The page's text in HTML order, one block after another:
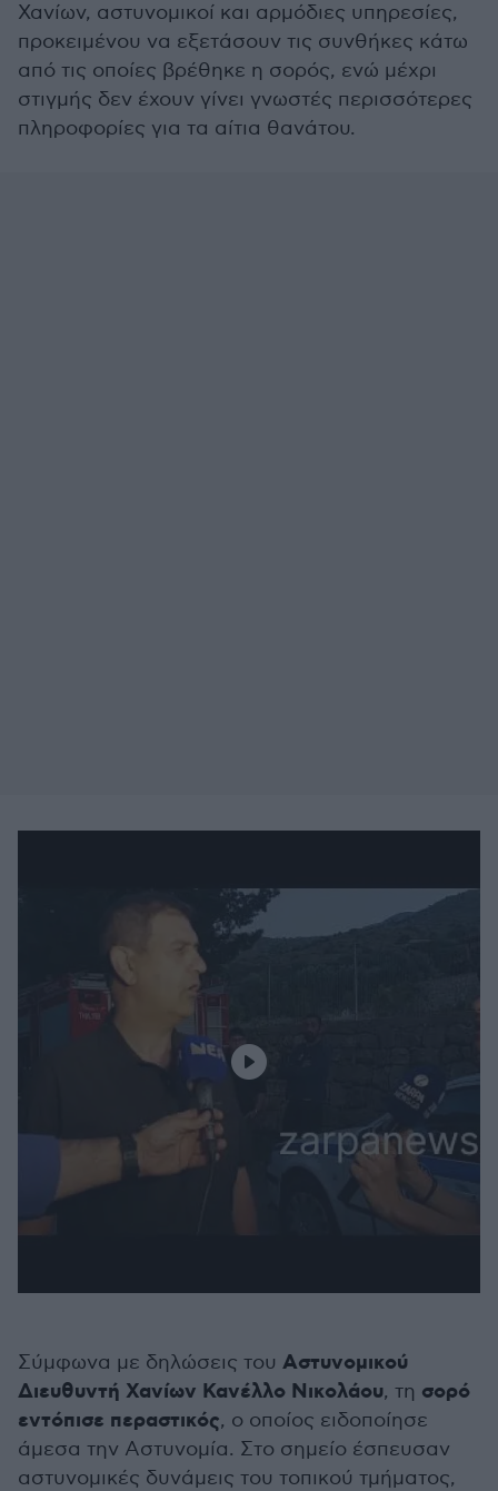
Χανίων, αστυνομικοί και αρμόδιες υπηρεσίες,
προκειμένου να εξετάσουν τις συνθήκες κάτω
από τις οποίες βρέθηκε η σορός, ενώ μέχρι
στιγμής δεν έχουν γίνει γνωστές περισσότερες
πληροφορίες για τα αίτια θανάτου.
Σύμφωνα με δηλώσεις του Αστυνομικού
Διευθυντή Χανίων Κανέλλο Νικολάου, τη σορό
εντόπισε περαστικός, ο οποίος ειδοποίησε
άμεσα την Αστυνομία. Στο σημείο έσπευσαν
αστυνομικές δυνάμεις του τοπικού τμήματος,